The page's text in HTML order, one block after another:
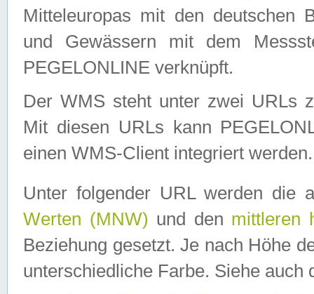
Mitteleuropas mit den deutschen
und Gewässern mit dem
PEGELONLINE verknüpft.
Der WMS steht unter zwei URLs
Mit diesen URLs kann
einen WMS-Client integriert werden.
Unter folgender URL werden die
Werten (MNW) und den mittleren
Beziehung gesetzt. Je nach Höhe
unterschiedliche Farbe. Siehe auch